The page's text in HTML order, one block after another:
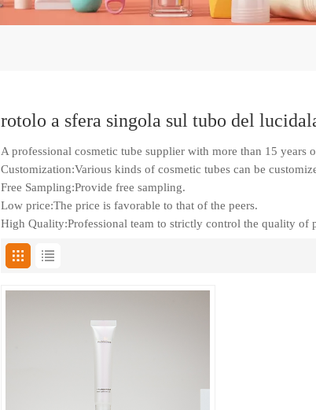
rotolo a sfera singola sul tubo del
A professional cosmetic tube supplier with more than 15 years
Customization:Various kinds of cosmetic tubes can be
Free Sampling:Provide free sampling.
Low price:The price is favorable to that of the peers.
High Quality:Professional team to strictly control the quality of